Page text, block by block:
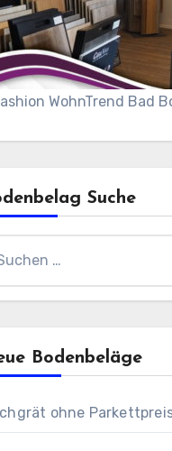
WohnTrend Bad
Suche
Bodenbeläge
ohne